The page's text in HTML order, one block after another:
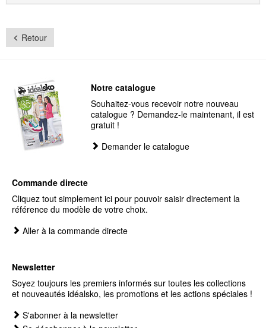
Retour
Notre catalogue
Souhaitez-vous recevoir notre nouveau
catalogue ? Demandez-le maintenant, il est
gratuit !
Demander le catalogue
Commande directe
Cliquez tout simplement ici pour pouvoir saisir directement la
référence du modèle de votre choix.
Aller à la commande directe
Newsletter
Soyez toujours les premiers informés sur toutes les collections
et nouveautés idéalsko, les promotions et les actions spéciales !
S'abonner à la newsletter